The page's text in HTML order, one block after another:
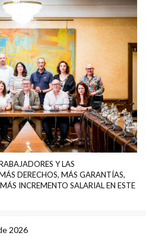
Y LAS
DERECHOS, MÁS GARANTÍAS,
INCREMENTO SALARIAL EN ESTE
2026